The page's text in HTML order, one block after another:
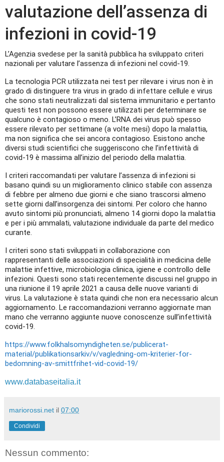
valutazione dell’assenza di
infezioni in covid-19
L’Agenzia svedese per la sanità pubblica ha sviluppato criteri
nazionali per valutare l’assenza di infezioni nel covid-19.
La tecnologia PCR utilizzata nei test per rilevare i virus non è in
grado di distinguere tra virus in grado di infettare cellule e virus
che sono stati neutralizzati dal sistema immunitario e pertanto
questi test non possono essere utilizzati per determinare se
qualcuno è contagioso o meno. L’RNA dei virus può spesso
essere rilevato per settimane (a volte mesi) dopo la malattia,
ma non significa che sei ancora contagioso. Esistono anche
diversi studi scientifici che suggeriscono che l’infettività di
covid-19 è massima all’inizio del periodo della malattia.
I criteri raccomandati per valutare l’assenza di infezioni si
basano quindi su un miglioramento clinico stabile con assenza
di febbre per almeno due giorni e che siano trascorsi almeno
sette giorni dall’insorgenza dei sintomi. Per coloro che hanno
avuto sintomi più pronunciati, almeno 14 giorni dopo la malattia
e per i più ammalati, valutazione individuale da parte del medico
curante.
I criteri sono stati sviluppati in collaborazione con
rappresentanti delle associazioni di specialità in medicina delle
malattie infettive, microbiologia clinica, igiene e controllo delle
infezioni. Questi sono stati recentemente discussi nel gruppo in
una riunione il 19 aprile 2021 a causa delle nuove varianti di
virus. La valutazione è stata quindi che non era necessario alcun
aggiornamento. Le raccomandazioni verranno aggiornate man
mano che verranno aggiunte nuove conoscenze sull’infettività
covid-19.
https://www.folkhalsomyndigheten.se/publicerat-
material/publikationsarkiv/v/vagledning-om-kriterier-for-
bedomning-av-smittfrihet-vid-covid-19/
www.databaseitalia.it
mariorossi.net il 07:00
Condividi
Nessun commento: